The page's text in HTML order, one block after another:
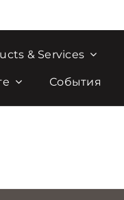
& Services
События